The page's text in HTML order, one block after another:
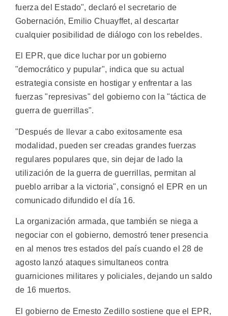
fuerza del Estado", declaró el secretario de
Gobernación, Emilio Chuayffet, al descartar
cualquier posibilidad de diálogo con los rebeldes.
El EPR, que dice luchar por un gobierno
"democrático y pupular", indica que su actual
estrategia consiste en hostigar y enfrentar a las
fuerzas "represivas" del gobierno con la "táctica de
guerra de guerrillas".
"Después de llevar a cabo exitosamente esa
modalidad, pueden ser creadas grandes fuerzas
regulares populares que, sin dejar de lado la
utilización de la guerra de guerrillas, permitan al
pueblo arribar a la victoria", consignó el EPR en un
comunicado difundido el día 16.
La organización armada, que también se niega a
negociar con el gobierno, demostró tener presencia
en al menos tres estados del país cuando el 28 de
agosto lanzó ataques simultaneos contra
guarniciones militares y policiales, dejando un saldo
de 16 muertos.
El gobierno de Ernesto Zedillo sostiene que el EPR,